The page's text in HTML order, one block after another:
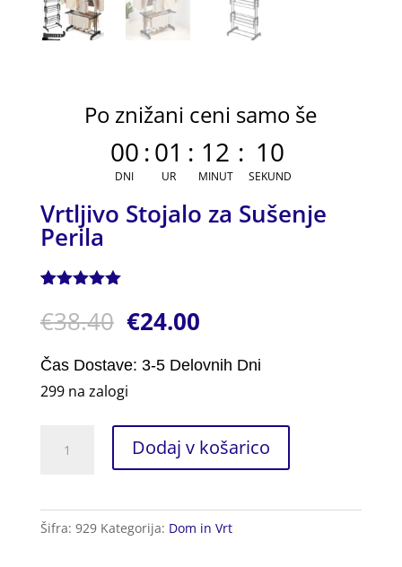
Po znižani ceni samo še
00
DNI
:01
UR
: 12
MINUT
: 09
SEKUND
Vrtljivo Stojalo za Sušenje
Perila
5.00 od 5
na podlagi
stranke
€38.40 €24.00
Čas Dostave: 3-5 Delovnih Dni
299 na zalogi
Stojalo
Sušenje
Perila
Dodaj v košarico
Šifra: 929 Kategorija: Dom in Vrt